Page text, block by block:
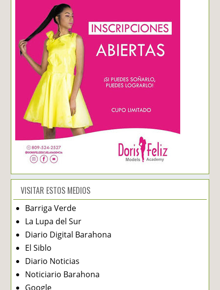
VISITAR ESTOS MEDIOS
Barriga Verde
La Lupa del Sur
Diario Digital Barahona
El Siblo
Diario Noticias
Noticiario Barahona
Google